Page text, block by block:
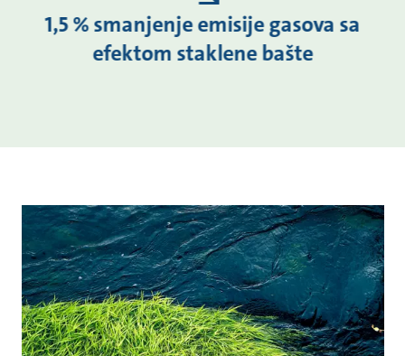
1,5 % smanjenje emisije gasova sa
efektom staklene bašte